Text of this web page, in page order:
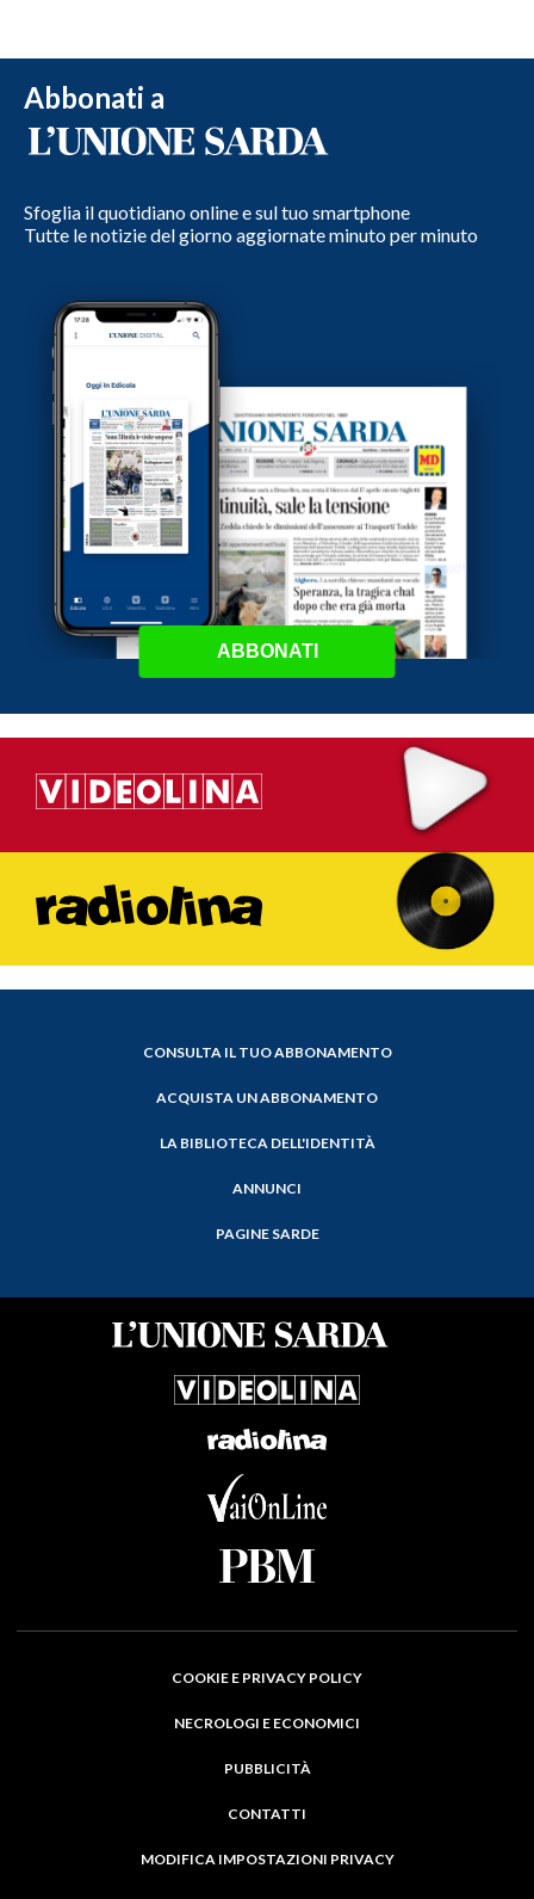
Abbonati a
Sfoglia il quotidiano online e sul tuo smartphone
Tutte le notizie del giorno aggiornate minuto per minuto
ABBONATI
CONSULTA IL TUO ABBONAMENTO
ACQUISTA UN ABBONAMENTO
LA BIBLIOTECA DELL'IDENTITÀ
ANNUNCI
PAGINE SARDE
COOKIE E PRIVACY POLICY
NECROLOGI E ECONOMICI
PUBBLICITÀ
CONTATTI
MODIFICA IMPOSTAZIONI PRIVACY